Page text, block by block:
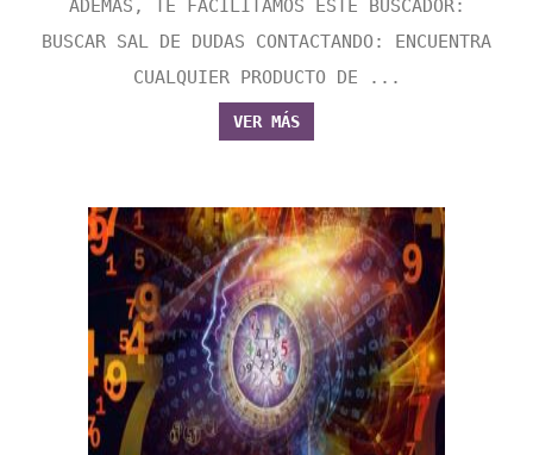
ADEMÁS, TE FACILITAMOS ESTE BUSCADOR:
BUSCAR SAL DE DUDAS CONTACTANDO: ENCUENTRA
CUALQUIER PRODUCTO DE ...
VER MÁS